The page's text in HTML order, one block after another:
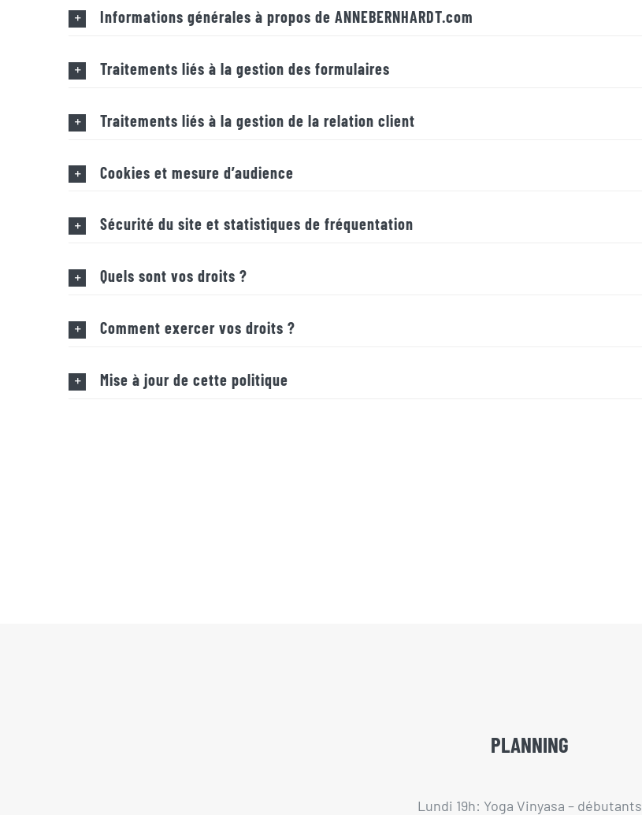
Informations générales à propos de ANNEBERNHARDT.com
Traitements liés à la gestion des formulaires
Traitements liés à la gestion de la relation client
Cookies et mesure d’audience
Sécurité du site et statistiques de fréquentation
Quels sont vos droits ?
Comment exercer vos droits ?
Mise à jour de cette politique
PLANNING
Lundi 19h: Yoga Vinyasa – débutants